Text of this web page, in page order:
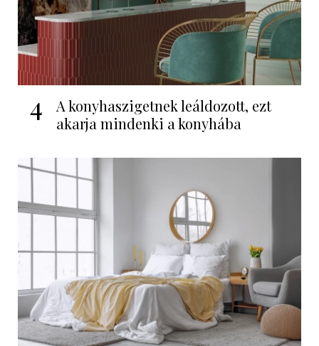
4
A konyhaszigetnek leáldozott, ezt
akarja mindenki a konyhába